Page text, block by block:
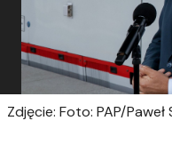
Zdjęcie: Foto: PAP/Paweł